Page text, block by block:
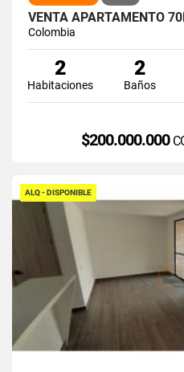
VENTA APARTAMENTO
Colombia
2
Habitaciones
2
Baños
$200.000.000
ALQ - DISPONIBLE